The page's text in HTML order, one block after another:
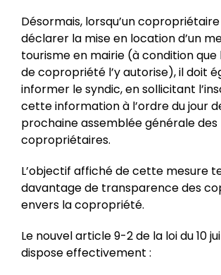
Désormais, lorsqu’un
déclarer la mise en location d’un
tourisme en mairie (à condition
de copropriété l’y autorise), il doit
informer le syndic, en sollicitant
cette information à l’ordre du jour
prochaine assemblée générale des
copropriétaires.
L’objectif affiché de cette mesure
davantage de transparence des
envers la copropriété.
Le nouvel article 9-2 de la loi du 10
dispose effectivement :